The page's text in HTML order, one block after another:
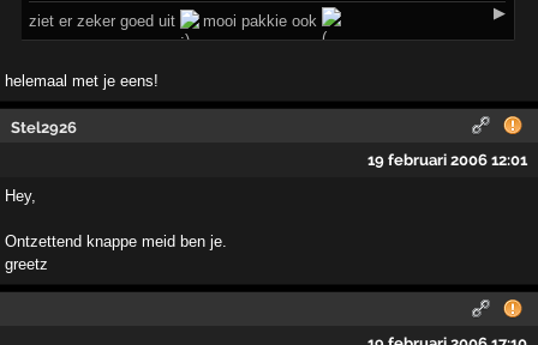
▶
ziet er zeker goed uit mooi pakkie ook
helemaal met je eens!
Stel2926
19 februari 2006 12:01
Hey,
Ontzettend knappe meid ben je.
greetz